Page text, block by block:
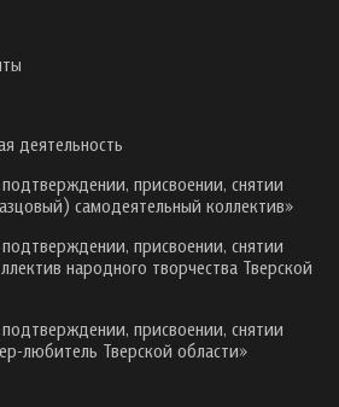
деятельность
присвоении, снятии
самодеятельный коллектив»
присвоении, снятии
народного творчества Тверской
присвоении, снятии
любитель Тверской области»